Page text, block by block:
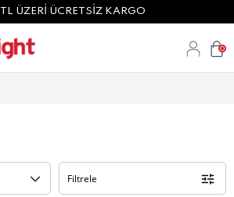
ÜZERİ ÜCRETSİZ KARGO
0
Filtrele